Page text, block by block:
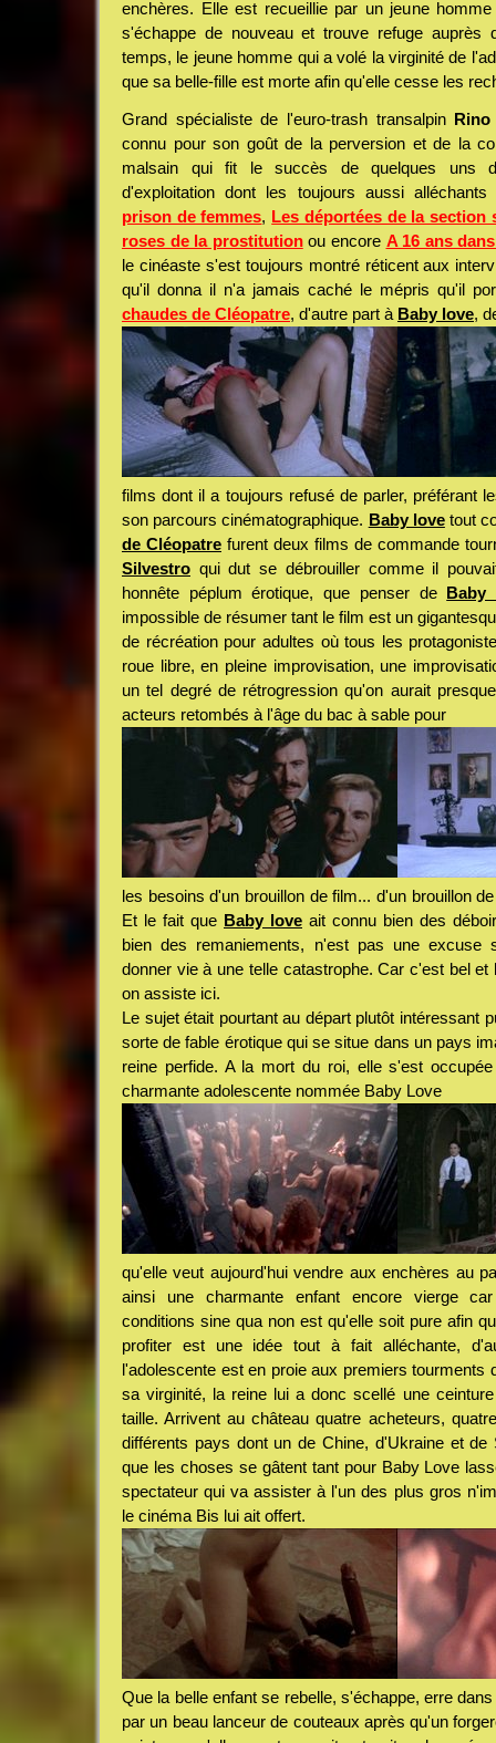
enchères. Elle est recueillie par un jeune
s'échappe de nouveau et trouve refuge auprès
temps, le jeune homme qui a volé la virginité de
que sa belle-fille est morte afin qu'elle cesse les
Grand spécialiste de l'euro-trash transalpin
connu pour son goût de la perversion et de la
malsain qui fit le succès de quelques uns
d'exploitation dont les toujours aussi
prison de femmes, Les déportées de la section
roses de la prostitutionou encore A 16 ans
le cinéaste s'est toujours montré réticent aux
qu'il donna il n'a jamais caché le mépris qu'il
chaudes de Cléopatre, d'autre part à Baby love,
films dont il a toujours refusé de parler, préférant
son parcours cinématographique. Baby lovetout
de Cléopatre furent deux films de commande
Silvestro qui dut se débrouiller comme il
honnête péplum érotique, que penser de Baby
impossible de résumer tant le film est un
de récréation pour adultes où tous les
roue libre, en pleine improvisation, une
un tel degré de rétrogression qu'on aurait
acteurs retombés à l'âge du bac à sable pour
les besoins d'un brouillon de film... d'un brouillon
Et le fait que Baby love ait connu bien des
bien des remaniements, n'est pas une excuse
donner vie à une telle catastrophe. Car c'est bel et
on assiste ici.
Le sujet était pourtant au départ plutôt intéressant
sorte de fable érotique qui se situe dans un pays
reine perfide. A la mort du roi, elle s'est
charmante adolescente nommée Baby Love
qu'elle veut aujourd'hui vendre aux enchères au
ainsi une charmante enfant encore vierge
conditions sine qua non est qu'elle soit pure afin
profiter est une idée tout à fait alléchante,
l'adolescente est en proie aux premiers tourments
sa virginité, la reine lui a donc scellé une
taille. Arrivent au château quatre acheteurs,
différents pays dont un de Chine, d'Ukraine et
que les choses se gâtent tant pour Baby Love
spectateur qui va assister à l'un des plus gros
le cinéma Bis lui ait offert.
Que la belle enfant se rebelle, s'échappe, erre
par un beau lanceur de couteaux après qu'un